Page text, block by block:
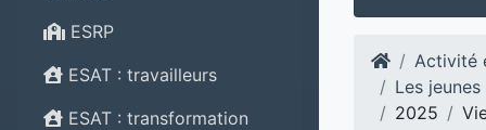
ESRP
ESAT : travailleurs
ESAT : transformation
Activité
Les
2025